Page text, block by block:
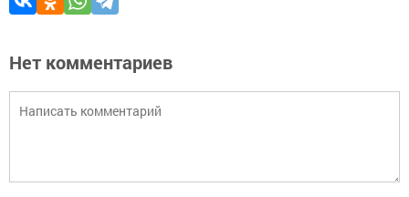
Нет комментариев